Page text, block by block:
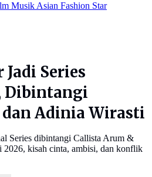
Musik Asian Fashion Star
Series
Dibintangi
Adinia Wirasti
Series dibintangi Callista Arum &
kisah cinta, ambisi, dan konflik